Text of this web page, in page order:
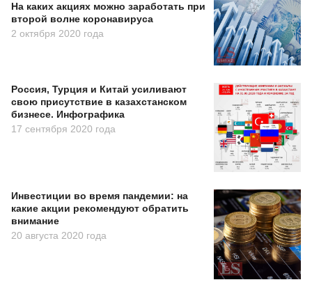
На каких акциях можно заработать при
второй волне коронавируса
2 октября 2020 года
Россия, Турция и Китай усиливают
свою присутствие в казахстанском
бизнесе. Инфографика
17 сентября 2020 года
Инвестиции во время пандемии: на
какие акции рекомендуют обратить
внимание
20 августа 2020 года